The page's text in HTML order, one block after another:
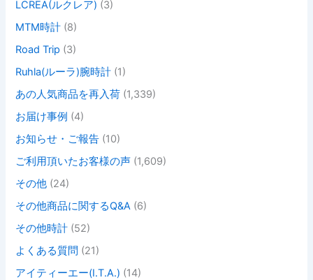
LCREA(ルクレア) (3)
MTM時計 (8)
Road Trip (3)
Ruhla(ルーラ)腕時計 (1)
あの人気商品を再入荷 (1,339)
お届け事例 (4)
お知らせ・ご報告 (10)
ご利用頂いたお客様の声 (1,609)
その他 (24)
その他商品に関するQ&A (6)
その他時計 (52)
よくある質問 (21)
アイティーエー(I.T.A.) (14)